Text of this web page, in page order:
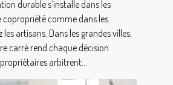
durable s’installe dans les
copropriété comme dans les
artisans. Dans les grandes villes,
carré rend chaque décision
arbitrent...